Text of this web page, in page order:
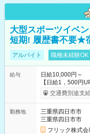
大型スポーツイベ
短期! 履歴書不要★
アルバイト 職種未経験OK
給与
日給10,000円～
【日給1，500円
ると 期間中(9/
り稼げ
交通費別途支
勤務地
三重県四日市市
三重県四日市市
フリック株式会